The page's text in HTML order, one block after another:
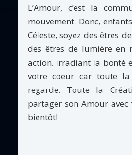
L’Amour, c’est la
mouvement. Donc,
Céleste, soyez des êtres
des êtres de lumière en
action, irradiant la bonté
votre coeur car toute la
regarde. Toute la
partager son Amour avec
bientôt!